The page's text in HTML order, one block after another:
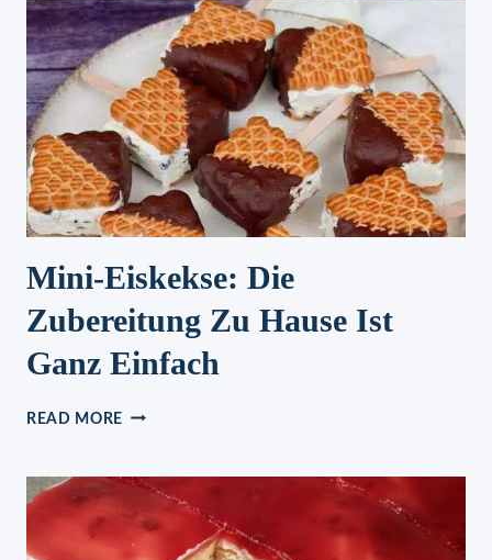
Mini-Eiskekse: Die
Zubereitung Zu Hause Ist
Ganz Einfach
READ MORE MINI-
ZUBEREITUNG
HAUSE
IST